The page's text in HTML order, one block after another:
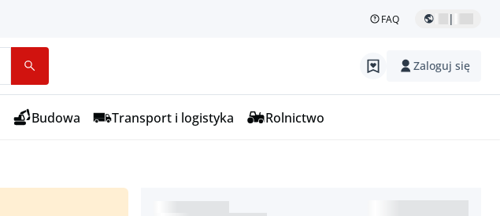
FAQ |
Zaloguj się
Budowa Transport i logistyka Rolnictwo